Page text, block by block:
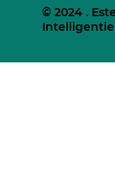
© 2024 .
Intelligentie